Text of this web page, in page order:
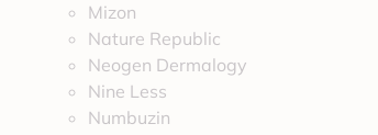
Mizon
Nature Republic
Neogen Dermalogy
Nine Less
Numbuzin